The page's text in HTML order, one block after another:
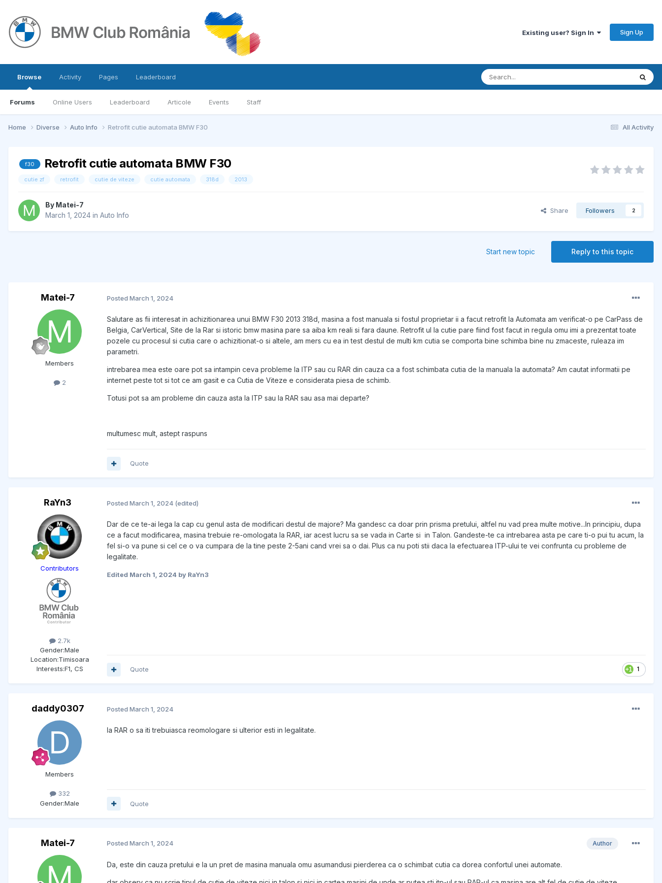
Existing user? Sign In Sign Up
Browse
Forums Online Users Leaderboard Articole Events Staff
Activity Pages Leaderboard
All Activity
Home Diverse Auto Info Retrofit cutie automata BMW F30
f30 Retrofit cutie automata BMW F30
cutie zf retrofit cutie de viteze cutie automata 318d 2013
By Matei-7
March 1, 2024 in Auto Info
Share Followers 2
Reply to this topic
Start new topic
Matei-7
Members
2
Posted March 1, 2024
Salutare as fii interesat in achizitionarea unui BMW F30 2013 318d, masina a fost manuala si fostul proprietar ii a facut retrofit la Automata am verificat-o pe CarPass de
Belgia, CarVertical, Site de la Rar si istoric bmw masina pare sa aiba km reali si fara daune. Retrofit ul la cutie pare fiind fost facut in regula omu imi a prezentat toate
pozele cu procesul si cutia care o achizitionat-o si altele, am mers cu ea in test destul de multi km cutia se comporta bine schimba bine nu zmaceste, ruleaza im
parametri.
intrebarea mea este oare pot sa intampin ceva probleme la ITP sau cu RAR din cauza ca a fost schimbata cutia de la manuala la automata? Am cautat informatii pe
internet peste tot si tot ce am gasit e ca Cutia de Viteze e considerata piesa de schimb.
Totusi pot sa am probleme din cauza asta la ITP sau la RAR sau asa mai departe?
multumesc mult, astept raspuns
Quote
RaYn3
Contributors
2.7k
Gender:Male
Location:Timisoara
Interests:F1, CS
Posted March 1, 2024 (edited)
Dar de ce te-ai lega la cap cu genul asta de modificari destul de majore? Ma gandesc ca doar prin prisma pretului, altfel nu vad prea multe motive...In principiu, dupa
ce a facut modificarea, masina trebuie re-omologata la RAR, iar acest lucru sa se vada in Carte si in Talon. Gandeste-te ca intrebarea asta pe care ti-o pui tu acum, la
fel si-o va pune si cel ce o va cumpara de la tine peste 2-5ani cand vrei sa o dai. Plus ca nu poti stii daca la efectuarea ITP-ului te vei confrunta cu probleme de
legalitate.
Edited March 1, 2024 by RaYn3
1
Quote
daddy0307
Members
332
Gender:Male
Posted March 1, 2024
la RAR o sa iti trebuiasca reomologare si ulterior esti in legalitate.
Quote
Matei-7 Author
Posted March 1, 2024
Da, este din cauza pretului e la un pret de masina manuala omu asumandusi pierderea ca o schimbat cutia ca dorea confortul unei automate.